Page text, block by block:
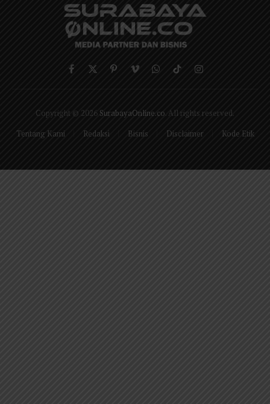
Facebook
X
PinterestVimeoWhatsApp
TikTokInstagram
Copyright © 2026 SurabayaOnline.co. All rights reserved.
Tentang Kami
Redaksi Bisnis Disclaimer Kode Etik